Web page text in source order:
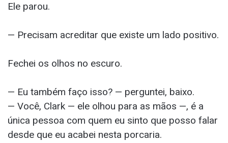
Ele parou.
— Precisam acreditar que existe um lado positivo.
Fechei os olhos no escuro.
— Eu também faço isso? — perguntei, baixo.
— Você, Clark — ele olhou para as mãos —, é a
única pessoa com quem eu sinto que posso falar
desde que eu acabei nesta porcaria.